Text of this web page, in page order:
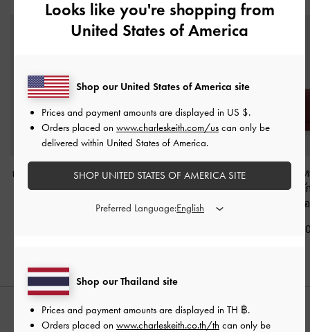
กระเป๋าโฮโบดีไซน์จับจีบ
รุ่น Ciara-สีเบอร์กันดี
กระเป๋าสะพายไหล่ขนาด
มินิประดับสายโซ่รุ่น
Agatha
สีเบอร์กันดี
กระเป๋าสะพายไ
สายโซ่แบบถั
สีเ
฿2,990.00
สไตล์ลุคด้วย
Looks like you're shopping from
United States of America
Shop our Thailand site
Prices and payment amounts are displayed in TH ฿.
Orders placed on www.charleskeith.co.th/th can only be
Shop our United States of America site
Prices and payment amounts are displayed in US $.
Orders placed on www.charleskeith.com/us can only be
delivered within United States of America.
SHOP UNITED STATES OF AMERICA SITE
Preferred Language: